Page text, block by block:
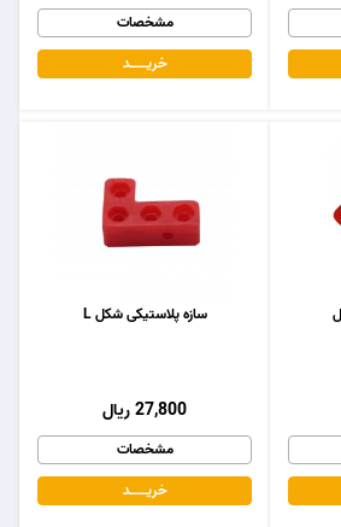
مشخصات
خریـــــــد
سازه پلاستیکی شکل L
27,800 ریال
مشخصات
خریـــــــد